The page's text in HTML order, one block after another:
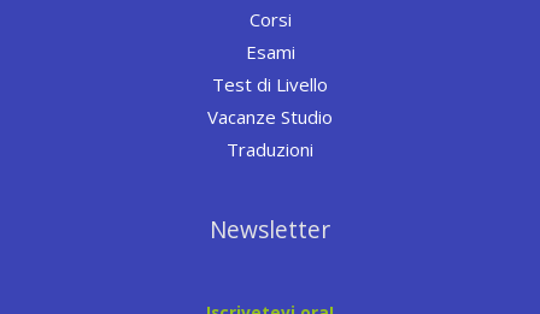
Corsi
Esami
Test di Livello
Vacanze Studio
Traduzioni
Newsletter